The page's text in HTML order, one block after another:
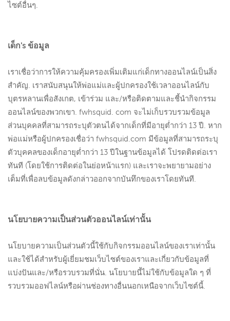
ไซต์อื่นๆ.
เด็ก's ข้อมูล
เราเชื่อว่าการให้ความคุ้มครองเพิ่มเติมแก่เด็กทางออนไลน์เป็นสิ่ง
สำคัญ. เราสนับสนุนให้พ่อแม่และผู้ปกครองใช้เวลาออนไลน์กับ
บุตรหลานเพื่อสังเกต, เข้าร่วม และ/หรือติดตามและชี้นำกิจกรรม
ออนไลน์ของพวกเขา. fwhsquid. com จะไม่เก็บรวบรวมข้อมูล
ส่วนบุคคลที่สามารถระบุตัวตนได้จากเด็กที่มีอายุต่ำกว่า 13 ปี. หาก
พ่อแม่หรือผู้ปกครองเชื่อว่า fwhsquid.com มีข้อมูลที่สามารถระบุ
ตัวบุคคลของเด็กอายุต่ำกว่า 13 ปีในฐานข้อมูลได้ โปรดติดต่อเรา
ทันที (โดยใช้การติดต่อในย่อหน้าแรก) และเราจะพยายามอย่าง
เต็มที่เพื่อลบข้อมูลดังกล่าวออกจากบันทึกของเราโดยทันที.
นโยบายความเป็นส่วนตัวออนไลน์เท่านั้น
นโยบายความเป็นส่วนตัวนี้ใช้กับกิจกรรมออนไลน์ของเราเท่านั้น
และใช้ได้สำหรับผู้เยี่ยมชมเว็บไซต์ของเราและเกี่ยวกับข้อมูลที่
แบ่งปันและ/หรือรวบรวมที่นั่น. นโยบายนี้ไม่ใช้กับข้อมูลใด ๆ ที่
รวบรวมออฟไลน์หรือผ่านช่องทางอื่นนอกเหนือจากเว็บไซต์นี้.